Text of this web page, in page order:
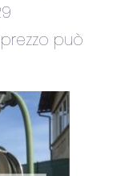
può